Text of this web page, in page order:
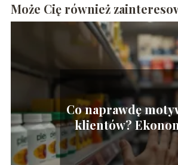
Może Cię również
Co naprawdę
klientów?
behawioralna w
sprzedaży